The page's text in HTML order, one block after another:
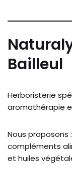
Bailleul
Herboristerie
aromathérapie
Nous proposons :
compléments
et huiles